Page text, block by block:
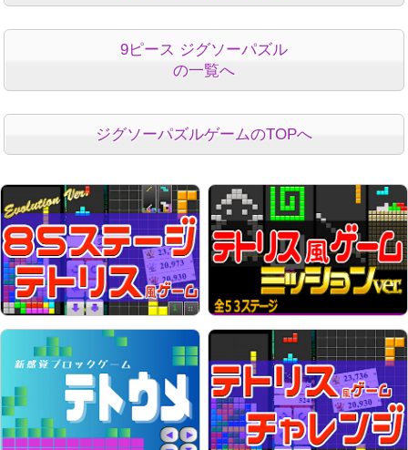
9ピース ジグソーパズル
の一覧へ
ジグソーパズルゲームのTOPへ